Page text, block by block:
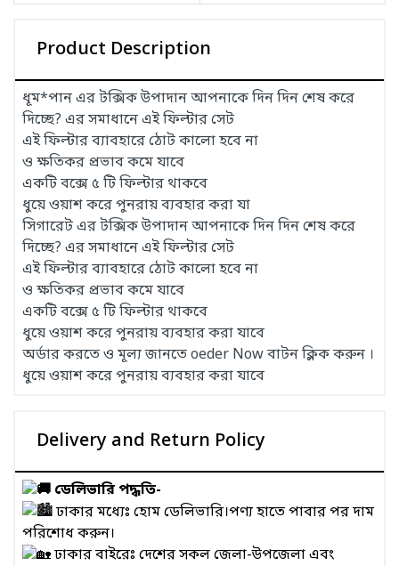
Product Description
ধূম*পান এর টক্সিক উপাদান আপনাকে দিন দিন শেষ করে
দিচ্ছে? এর সমাধানে এই ফিল্টার সেট
এই ফিল্টার ব্যাবহারে ঠোট কালো হবে না
ও ক্ষতিকর প্রভাব কমে যাবে
একটি বক্সে ৫ টি ফিল্টার থাকবে
ধুয়ে ওয়াশ করে পুনরায় ব্যবহার করা যা
সিগারেট এর টক্সিক উপাদান আপনাকে দিন দিন শেষ করে
দিচ্ছে? এর সমাধানে এই ফিল্টার সেট
এই ফিল্টার ব্যাবহারে ঠোট কালো হবে না
ও ক্ষতিকর প্রভাব কমে যাবে
একটি বক্সে ৫ টি ফিল্টার থাকবে
ধুয়ে ওয়াশ করে পুনরায় ব্যবহার করা যাবে
অর্ডার করতে ও মূল্য জানতে oeder Now বাটন ক্লিক করুন ।
ধুয়ে ওয়াশ করে পুনরায় ব্যবহার করা যাবে
Delivery and Return Policy
ডেলিভারি পদ্ধতি-
ঢাকার মধ্যেঃ হোম ডেলিভারি।পণ্য হাতে পাবার পর দাম
পরিশোধ করুন।
ঢাকার বাইরেঃ দেশের সকল জেলা-উপজেলা এবং